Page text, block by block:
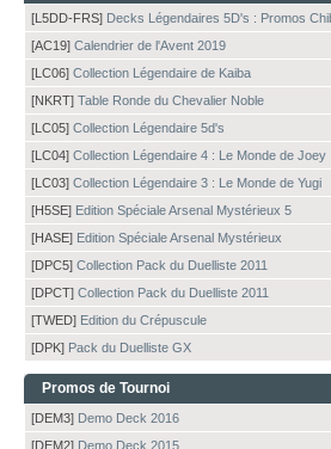
[L5DD-FRS] Decks Légendaires 5D's : Promos
[AC19] Calendrier de l'Avent 2019
[LC06] Collection Légendaire de Kaiba
[NKRT] Table Ronde du Chevalier Noble
[LC05] Collection Légendaire 5d's
[LC04] Collection Légendaire 4 : Le Monde de Joey
[LC03] Collection Légendaire 3 : Le Monde de Yugi
[H5SE] Edition Spéciale Arsenal Mystérieux 5
[HASE] Edition Spéciale Arsenal Mystérieux
[DPC5] Collection Pack du Duelliste 2011
[DPCT] Collection Pack du Duelliste 2011
[TWED] Edition du Crépuscule
[DPK] Pack du Duelliste GX
Promos de Tournoi
[DEM3] Demo Deck 2016
[DEM2] Demo Deck 2015